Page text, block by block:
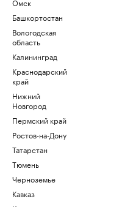
Башкортостан
Вологодская
область
Калининград
Краснодарский
край
Нижний
Новгород
Пермский край
Ростов-на-Дону
Татарстан
Тюмень
Черноземье
Кавказ